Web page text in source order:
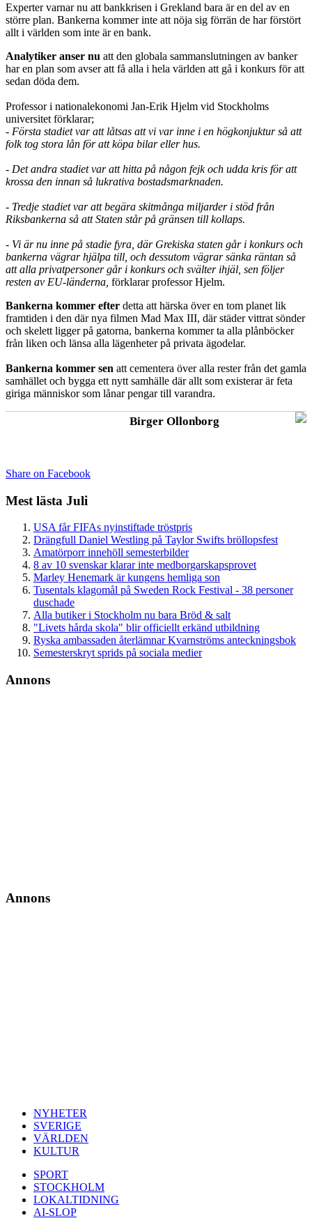
Experter varnar nu att bankkrisen i Grekland bara är en del av en
större plan. Bankerna kommer inte att nöja sig förrän de har förstört
allt i världen som inte är en bank.
Analytiker anser nu att den globala sammanslutningen av banker
har en plan som avser att få alla i hela världen att gå i konkurs för att
sedan döda dem.
Professor i nationalekonomi Jan-Erik Hjelm vid Stockholms
universitet förklarar;
- Första stadiet var att låtsas att vi var inne i en högkonjuktur så att
folk tog stora lån för att köpa bilar eller hus.
- Det andra stadiet var att hitta på någon fejk och udda kris för att
krossa den innan så lukrativa bostadsmarknaden.
- Tredje stadiet var att begära skitmånga miljarder i stöd från
Riksbankerna så att Staten står på gränsen till kollaps.
- Vi är nu inne på stadie fyra, där Grekiska staten går i konkurs och
bankerna vägrar hjälpa till, och dessutom vägrar sänka räntan så
att alla privatpersoner går i konkurs och svälter ihjäl, sen följer
resten av EU-länderna, förklarar professor Hjelm.
Bankerna kommer efter detta att härska över en tom planet lik
framtiden i den där nya filmen Mad Max III, där städer vittrat sönder
och skelett ligger på gatorna, bankerna kommer ta alla plånböcker
från liken och länsa alla lägenheter på privata ägodelar.
Bankerna kommer sen att cementera över alla rester från det gamla
samhället och bygga ett nytt samhälle där allt som existerar är feta
giriga människor som lånar pengar till varandra.
Birger Ollonborg
Share on Facebook
Mest lästa Juli
USA får FIFAs nyinstiftade tröstpris
Drängfull Daniel Westling på Taylor Swifts bröllopsfest
Amatörporr innehöll semesterbilder
8 av 10 svenskar klarar inte medborgarskapsprovet
Marley Henemark är kungens hemliga son
Tusentals klagomål på Sweden Rock Festival - 38 personer
duschade
Alla butiker i Stockholm nu bara Bröd & salt
"Livets hårda skola" blir officiellt erkänd utbildning
Ryska ambassaden återlämnar Kvarnströms anteckningsbok
Semesterskryt sprids på sociala medier
Annons
Annons
NYHETER
SVERIGE
VÄRLDEN
KULTUR
SPORT
STOCKHOLM
LOKALTIDNING
AI-SLOP